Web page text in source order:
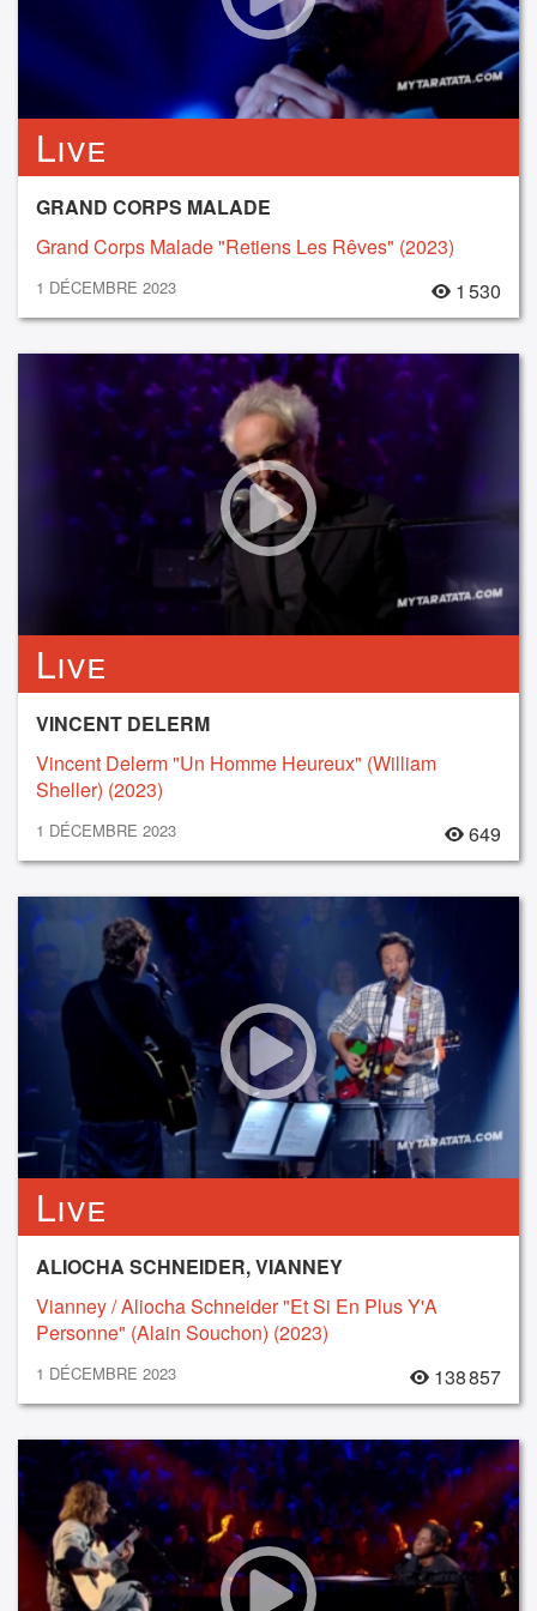
Live
GRAND CORPS MALADE
Grand Corps Malade "Retiens Les Rêves" (2023)
1 DÉCEMBRE 2023 1 530
Live
VINCENT DELERM
Vincent Delerm "Un Homme Heureux" (William
Sheller) (2023)
1 DÉCEMBRE 2023 649
Live
ALIOCHA SCHNEIDER, VIANNEY
Vianney / Aliocha Schneider "Et Si En Plus Y'A
Personne" (Alain Souchon) (2023)
1 DÉCEMBRE 2023 138 857